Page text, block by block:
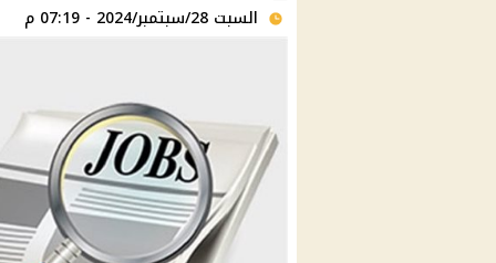
السبت 28/سبتمبر/2024 - 07:19 م